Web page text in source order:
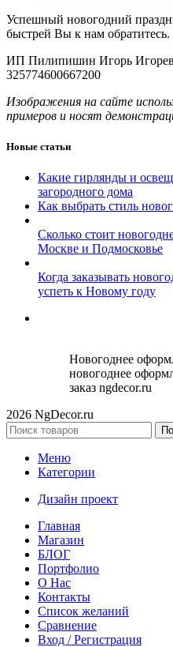
Успешный новогодний
быстрей Вы к нам обратитесь.
ИП Пилипишин Игорь
325774600667200
Изображения на сайте
примеров и носят
Новые статьи
Какие гирлянды и
загородного дома
Как выбрать стиль
Сколько стоит
Москве и Подмосковье
Когда заказывать
успеть к Новому году
Новогоднее
новогоднее
заказ ngdecor.ru
2026 NgDecor.ru
Меню
Категории
Дизайн проект
Главная
Магазин
БЛОГ
Портфолио
О Нас
Контакты
Список желаний
Сравнение
Вход / Регистрация